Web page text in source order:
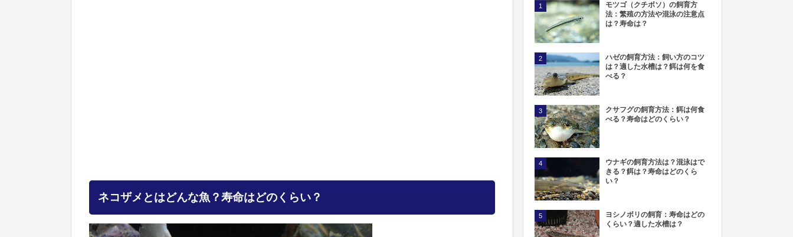
ネコザメとはどんな魚？寿命はどのくらい？
1
モツゴ（クチボソ）の飼育方
法：繁殖の方法や混泳の注意点
は？寿命は？
2
ハゼの飼育方法：飼い方のコツ
は？適した水槽は？餌は何を食
べる？
3
クサフグの飼育方法：餌は何食
べる？寿命はどのくらい？
4
ウナギの飼育方法は？混泳はで
きる？餌は？寿命はどのくら
い？
5
ヨシノボリの飼育：寿命はどの
くらい？適した水槽は？